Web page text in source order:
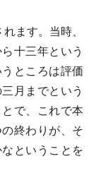
ます。当時、
十三年という
ところは評価
月までという
で、これで本
終わりが、そ
ということを